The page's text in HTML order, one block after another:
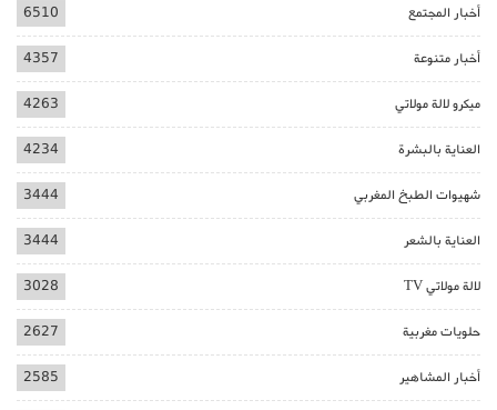
أخبار المجتمع 6510
أخبار متنوعة 4357
ميكرو لالة مولاتي 4263
العناية بالبشرة 4234
شهيوات الطبخ المغربي 3444
العناية بالشعر 3444
لالة مولاتي TV 3028
حلويات مغربية 2627
أخبار المشاهير 2585